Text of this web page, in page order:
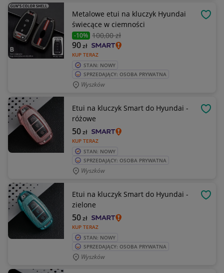
Metalowe etui na kluczyk Hyundai
świecące w ciemności
-10% 100,00 zł
KUP TERAZ
90zł
STAN: NOWY
SPRZEDAJĄCY: OSOBA PRYWATNA
Wyszków
Etui na kluczyk Smart do Hyundai -
różowe
KUP TERAZ
50zł
STAN: NOWY
SPRZEDAJĄCY: OSOBA PRYWATNA
Wyszków
Etui na kluczyk Smart do Hyundai -
zielone
KUP TERAZ
50zł
STAN: NOWY
SPRZEDAJĄCY: OSOBA PRYWATNA
Wyszków